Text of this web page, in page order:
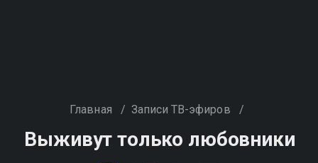
Главная / Записи ТВ-эфиров /
Выживут только любовники